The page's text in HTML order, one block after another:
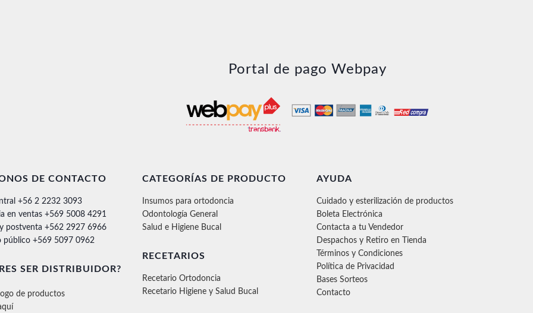
Portal de pago Webpay
DE CONTACTO
+56 2 2232 3093
en ventas +569 5008 4291
postventa +562 2927 6966
público +569 5097 0962
SER DISTRIBUIDOR?
de productos
CATEGORÍAS DE PRODUCTO
Insumos para ortodoncia
Odontología General
Salud e Higiene Bucal
RECETARIOS
Recetario Ortodoncia
Recetario Higiene y Salud Bucal
AYUDA
Cuidado y esterilización de productos
Boleta Electrónica
Contacta a tu Vendedor
Despachos y Retiro en Tienda
Términos y Condiciones
Política de Privacidad
Bases Sorteos
Contacto